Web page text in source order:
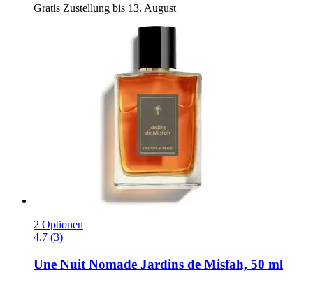
Gratis Zustellung bis 13. August
2 Optionen
4.7 (3)
Une Nuit Nomade Jardins de Misfah, 50 ml